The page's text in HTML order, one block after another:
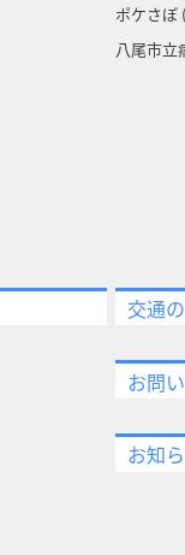
ポケさぽ
八尾市立
交通
お問
お知